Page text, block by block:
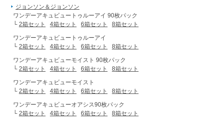
ジョンソン＆ジョンソン
ワンデーアキュビュートゥルーアイ 90枚パック
└ 2箱セット 4箱セット 6箱セット
8箱セット
ワンデーアキュビュートゥルーアイ
└ 2箱セット 4箱セット 6箱セット
8箱セット
ワンデーアキュビューモイスト 90枚パック
└ 2箱セット 4箱セット 6箱セット
8箱セット
ワンデーアキュビューモイスト
└ 2箱セット 4箱セット 6箱セット
8箱セット
ワンデーアキュビューオアシス90枚パック
└ 2箱セット 4箱セット 6箱セット
8箱セット